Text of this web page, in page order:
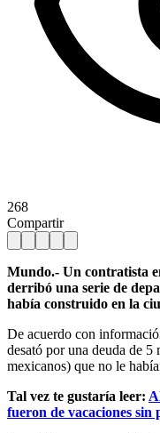
268
Compartir
Mundo.- Un contratista
derribó una serie de
había construido en la
De acuerdo con
desató por una deuda de 5
mexicanos) que no le
Tal vez te gustaría leer:
fueron de vacaciones sin